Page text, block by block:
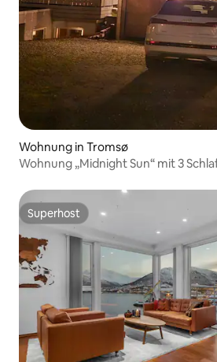
Wohnung in Tromsø
Wohnung „Midnight Sun“ mit 3
Superhost
Superhost